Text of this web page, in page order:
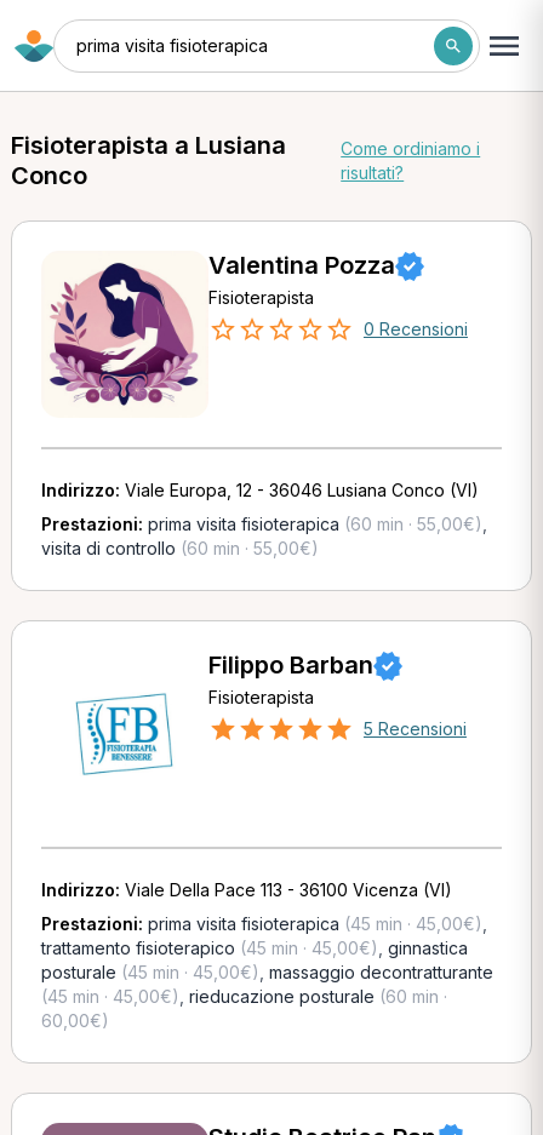
prima visita fisioterapica
Fisioterapista a Lusiana
Conco
Come ordiniamo i
risultati?
Valentina Pozza
Fisioterapista
0 Recensioni
Indirizzo: Viale Europa, 12 - 36046 Lusiana Conco (VI)
Prestazioni: prima visita fisioterapica (60 min · 55,00€)
visita di controllo (60 min · 55,00€)
Filippo Barban
Fisioterapista
5 Recensioni
Indirizzo: Viale Della Pace 113 - 36100 Vicenza (VI)
Prestazioni: prima visita fisioterapica (45 min · 45,00€)
trattamento fisioterapico (45 min · 45,00€) ginnastica
posturale (45 min · 45,00€) massaggio decontratturante
(45 min · 45,00€) rieducazione posturale (60 min ·
60,00€)